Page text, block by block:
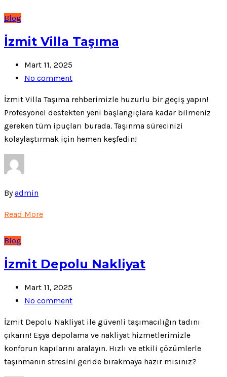
Blog
İzmit Villa Taşıma
Mart 11, 2025
No comment
İzmit Villa Taşıma rehberimizle huzurlu bir geçiş yapın!
Profesyonel destekten yeni başlangıçlara kadar bilmeniz
gereken tüm ipuçları burada. Taşınma sürecinizi
kolaylaştırmak için hemen keşfedin!
Byadmin
Read More
Blog
İzmit Depolu Nakliyat
Mart 11, 2025
No comment
İzmit Depolu Nakliyat ile güvenli taşımacılığın tadını
çıkarın! Eşya depolama ve nakliyat hizmetlerimizle
konforun kapılarını aralayın. Hızlı ve etkili çözümlerle
taşınmanın stresini geride bırakmaya hazır mısınız?